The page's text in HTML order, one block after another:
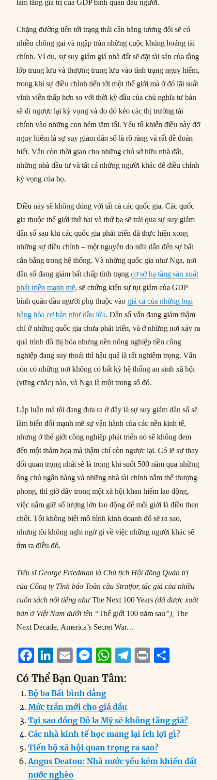
làm tăng giá trị của GDP bình quân đầu người.
Chặng đường tiến tới trạng thái cân bằng tương đối sẽ có
nhiều chông gai và ngập tràn những cuộc khủng hoảng tài
chính. Ví dụ, sự suy giảm giá nhà đất sẽ đặt tài sản của tầng
lớp trung lưu và thượng trung lưu vào tình trạng nguy hiểm,
trong khi sự điều chỉnh tiến tới một thế giới mà ở đó lãi suất
vĩnh viễn thấp hơn so với thời kỳ đầu của chủ nghĩa tư bản
sẽ đi ngược lại kỳ vọng và do đó kéo các thị trường tài
chính vào những con hẻm tăm tối. Yếu tố khiến điều này đỡ
nguy hiểm là sự suy giảm dân số là rõ ràng và rất dễ đoán
biết. Vẫn còn thời gian cho những chủ sở hữu nhà đất,
những nhà đầu tư và tất cả những người khác để điều chỉnh
kỳ vọng của họ.
Điều này sẽ không đúng với tất cả các quốc gia. Các quốc
gia thuộc thế giới thứ hai và thứ ba sẽ trải qua sự suy giảm
dân số sau khi các quốc gia phát triển đã thực hiện xong
những sự điều chỉnh – một nguyên do nữa dẫn đến sự bất
cân bằng trong hệ thống. Và những quốc gia như Nga, nơi
dân số đang giảm bất chấp tình trạngcơ sở hạ tầng sản xuất
phát triển mạnh mẽ, sẽ chứng kiến sự tụt giảm của GDP
bình quân đầu người phụ thuộc vào giá cả của những loại
hàng hóa cơ bản như dầu lửa. Dân số vẫn đang giảm thậm
chí ở những quốc gia chưa phát triển, và ở những nơi xảy ra
quá trình đô thị hóa nhưng nền nông nghiệp tiền công
nghiệp đang suy thoái thì hậu quả là rất nghiêm trọng. Vẫn
còn có những nơi không có bất kỳ hệ thống an sinh xã hội
(vững chắc) nào, và Nga là một trong số đó.
Lập luận mà tôi đang đưa ra ở đây là sự suy giảm dân số sẽ
làm biến đổi mạnh mẽ sự vận hành của các nền kinh tế,
nhưng ở thế giới công nghiệp phát triển nó sẽ không đem
đến một thảm họa mà thậm chí còn ngược lại. Có lẽ sự thay
đổi quan trọng nhất sẽ là trong khi suốt 500 năm qua những
ông chủ ngân hàng và những nhà tài chính nắm thế thượng
phong, thì giờ đây trong một xã hội khan hiếm lao động,
việc nắm giữ số lượng lớn lao động để môi giới là điều then
chốt. Tôi không biết mô hình kinh doanh đó sẽ ra sao,
nhưng tôi không nghi ngờ gì về việc những người khác sẽ
tìm ra điều đó.
Tiến sĩ George Friedman là Chủ tịch Hội đồng Quản trị
của Công ty Tình báo Toàn cầu Stratfor, tác giả của nhiều
cuốn sách nổi tiếng nhưThe Next 100 Years (đã được xuất
bản ở Việt Nam dưới tên “Thế giới 100 năm sau”),The
Next Decade America’s Secret War…
F
a
c
e
b
o
o
k
Li
n
k
e
d
I
n
E
m
ai
l
M
ss
e
n
g
er
W
h
at
s
A
p
p
T
r
a
m
P
Có Thể Bạn Quan Tâm:
Bộ ba Bất bình đẳng
Mức trần mới cho giá dầu
Tại sao đồng Đô la Mỹ sẽ không tăng giá?
Các nhà kinh tế học mang lại ích lợi gì?
Tiến bộ xã hội quan trọng ra sao?
Angus Deaton: Nhà nước yếu kém khiến đất
nước nghèo